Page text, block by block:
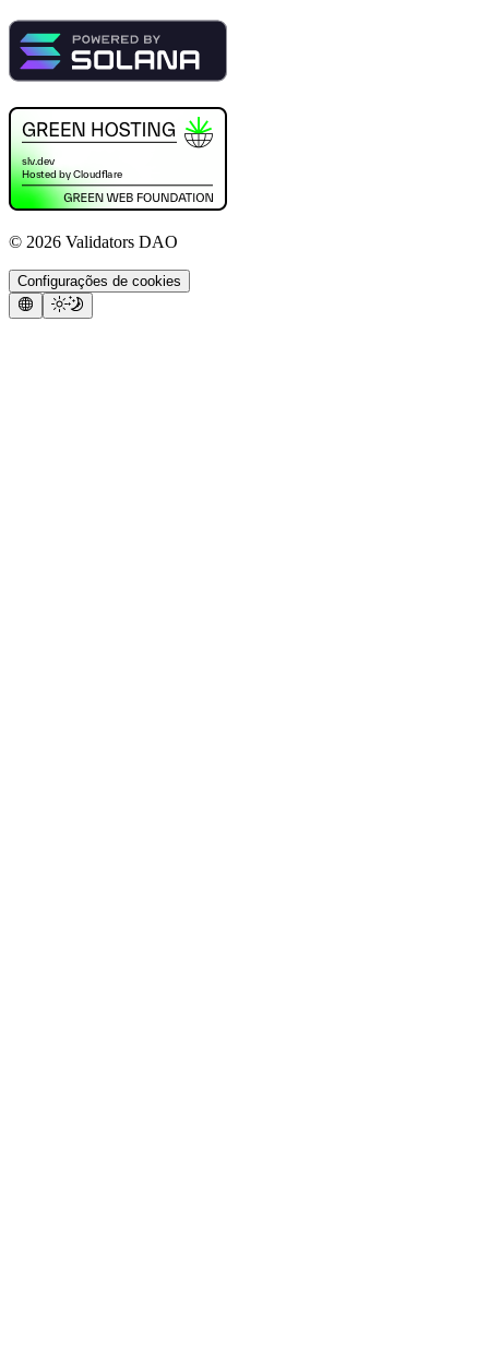
© 2026 Validators DAO
Configurações de cookies